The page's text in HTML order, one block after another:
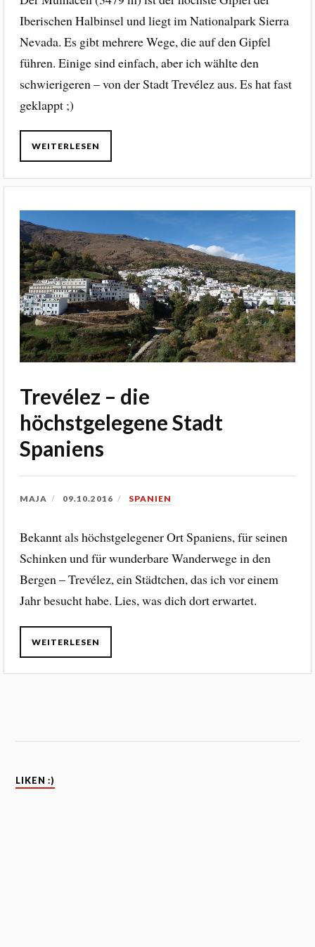
Iberischen Halbinsel und liegt im Nationalpark Sierra
Nevada. Es gibt mehrere Wege, die auf den Gipfel
führen. Einige sind einfach, aber ich wählte den
schwierigeren – von der Stadt Trevélez aus. Es hat fast
geklappt ;)
WEITERLESEN
Trevélez – die
höchstgelegene Stadt
Spaniens
MAJA 09.10.2016 SPANIEN
Bekannt als höchstgelegener Ort Spaniens, für seinen
Schinken und für wunderbare Wanderwege in den
Bergen – Trevélez, ein Städtchen, das ich vor einem
Jahr besucht habe. Lies, was dich dort erwartet.
WEITERLESEN
LIKEN :)